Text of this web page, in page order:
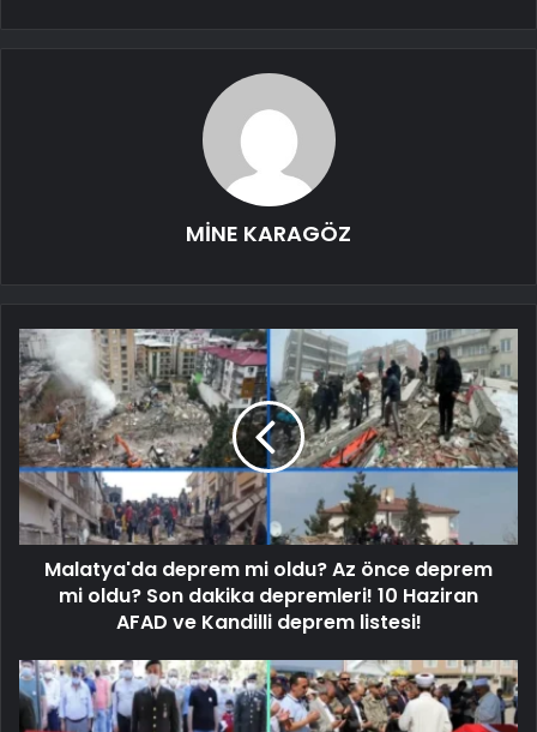
MİNE KARAGÖZ
Malatya'da deprem mi oldu? Az önce deprem
mi oldu? Son dakika depremleri! 10 Haziran
AFAD ve Kandilli deprem listesi!